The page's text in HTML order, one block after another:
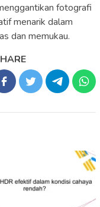
fotografi
menarik dalam
dan memukau.